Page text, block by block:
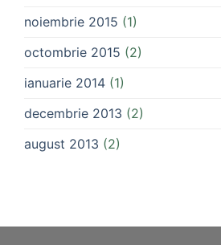
noiembrie 2015 (1)
octombrie 2015 (2)
ianuarie 2014 (1)
decembrie 2013 (2)
august 2013 (2)